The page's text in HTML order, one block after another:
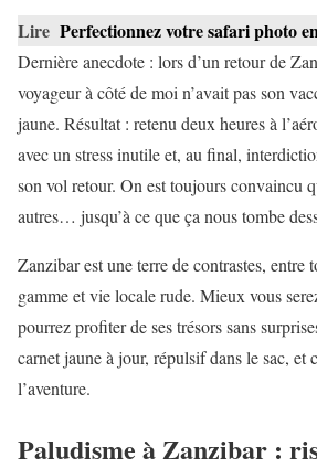
Lire Perfectionnez votre safari photo
Dernière anecdote : lors d’un retour de
voyageur à côté de moi n’avait pas son
jaune. Résultat : retenu deux heures à
avec un stress inutile et, au final,
son vol retour. On est toujours convaincu
autres… jusqu’à ce que ça nous tombe
Zanzibar est une terre de contrastes, entre
gamme et vie locale rude. Mieux vous
pourrez profiter de ses trésors sans
carnet jaune à jour, répulsif dans le sac, et
l’aventure.
Paludisme à Zanzibar :